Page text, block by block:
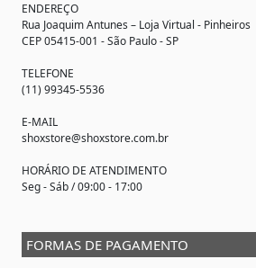
ENDEREÇO
Rua Joaquim Antunes – Loja Virtual - Pinheiros
CEP 05415-001 - São Paulo - SP
TELEFONE
(11) 99345-5536
E-MAIL
shoxstore@shoxstore.com.br
HORÁRIO DE ATENDIMENTO
Seg - Sáb / 09:00 - 17:00
FORMAS DE PAGAMENTO